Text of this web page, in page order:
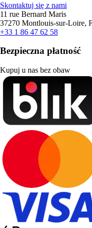
Skontaktuj się z nami
11 rue Bernard Maris
37270 Montlouis-sur-Loire,
+33 1 86 47 62 58
Bezpieczna płatność
Kupuj u nas bez obaw